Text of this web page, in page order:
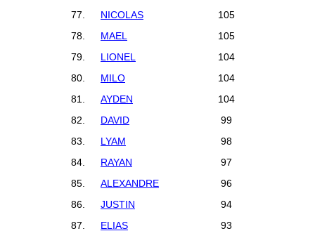
77.
NICOLAS
105
78.
MAEL
105
79.
LIONEL
104
80.
MILO
104
81.
AYDEN
104
82.
DAVID
99
83.
LYAM
98
84.
RAYAN
97
85.
ALEXANDRE
96
86.
JUSTIN
94
87.
ELIAS 93